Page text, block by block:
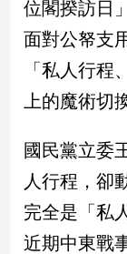
南
台
灣
點
南
台
灣
觀
位閣揆訪日
面對公帑支
「私人行程
上的魔術切
國民黨立委
人行程，卻
完全是「私
近期中東戰